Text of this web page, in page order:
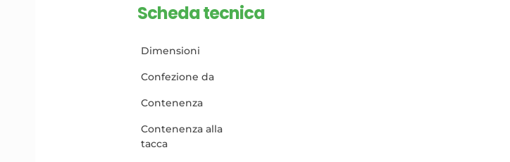
Scheda tecnica
Dimensioni
Confezione da
Contenenza
Contenenza alla
tacca